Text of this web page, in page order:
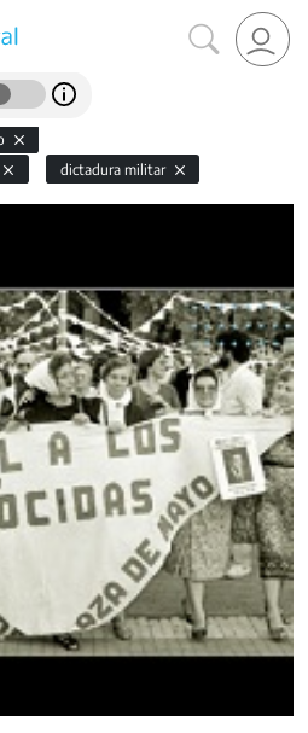
dictadura militar